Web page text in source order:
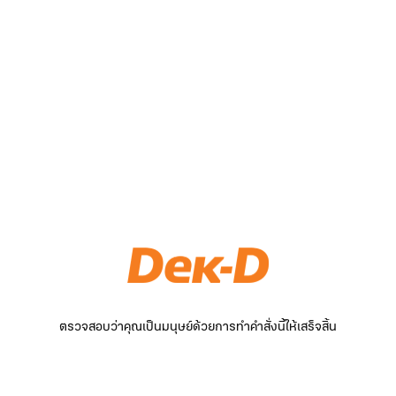
ตรวจสอบว่าคุณเป็นมนุษย์ด้วยการทำคำสั่งนี้ให้เสร็จสิ้น